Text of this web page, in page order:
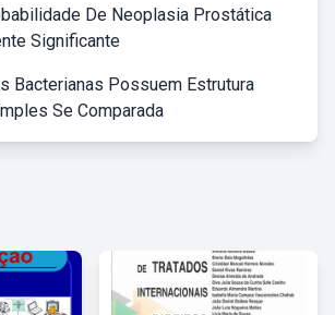
De Neoplasia Prostática
Significante
Bacterianas Possuem Estrutura
Se Comparada